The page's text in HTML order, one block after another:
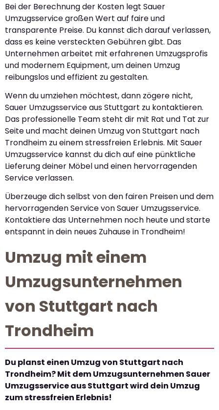
Bei der Berechnung der Kosten legt Sauer
Umzugsservice großen Wert auf faire und
transparente Preise. Du kannst dich darauf verlassen,
dass es keine versteckten Gebühren gibt. Das
Unternehmen arbeitet mit erfahrenen Umzugsprofis
und modernem Equipment, um deinen Umzug
reibungslos und effizient zu gestalten.
Wenn du umziehen möchtest, dann zögere nicht,
Sauer Umzugsservice aus Stuttgart zu kontaktieren.
Das professionelle Team steht dir mit Rat und Tat zur
Seite und macht deinen Umzug von Stuttgart nach
Trondheim zu einem stressfreien Erlebnis. Mit Sauer
Umzugsservice kannst du dich auf eine pünktliche
Lieferung deiner Möbel und einen hervorragenden
Service verlassen.
Überzeuge dich selbst von den fairen Preisen und dem
hervorragenden Service von Sauer Umzugsservice.
Kontaktiere das Unternehmen noch heute und starte
entspannt in dein neues Zuhause in Trondheim!
Umzug mit einem
Umzugsunternehmen
von Stuttgart nach
Trondheim
Du planst einen Umzug von Stuttgart nach
Trondheim? Mit dem Umzugsunternehmen Sauer
Umzugsservice aus Stuttgart wird dein Umzug
zum stressfreien Erlebnis!